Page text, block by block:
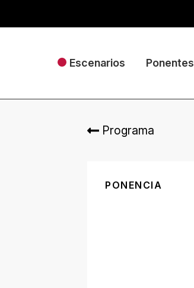
Escenarios Ponentes
Programa
PONENCIA